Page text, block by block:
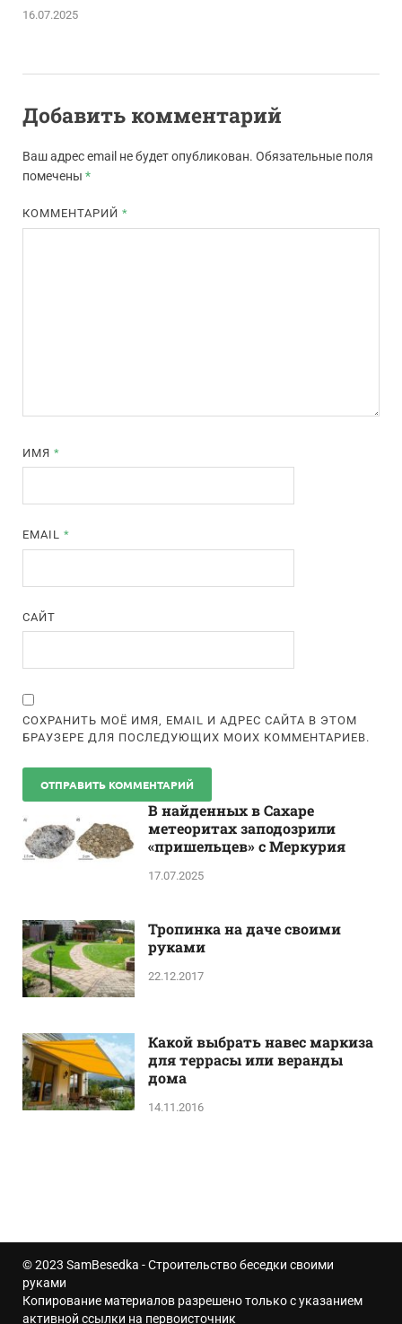
16.07.2025
Добавить комментарий
Ваш адрес email не будет опубликован. Обязательные поля
помечены *
КОММЕНТАРИЙ*
ИМЯ*
EMAIL*
САЙТ
СОХРАНИТЬ МОЁ ИМЯ, EMAIL И АДРЕС САЙТА В ЭТОМ
БРАУЗЕРЕ ДЛЯ ПОСЛЕДУЮЩИХ МОИХ КОММЕНТАРИЕВ.
В найденных в Сахаре
метеоритах заподозрили
«пришельцев» с Меркурия
17.07.2025
Тропинка на даче своими
руками
22.12.2017
Какой выбрать навес маркиза
для террасы или веранды
дома
14.11.2016
© 2023 SamBesedka - Строительство беседки своими
руками
Копирование материалов разрешено только с указанием
активной ссылки на первоисточник